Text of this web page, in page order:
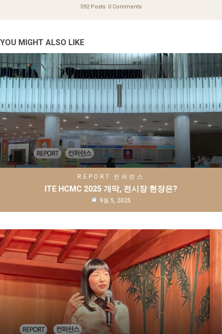
592 Posts 0 Comments
YOU MIGHT ALSO LIKE
REPORT 컨퍼런스
ITE HCMC 2025 개막, 전시장 현장은?
9월 5, 2025